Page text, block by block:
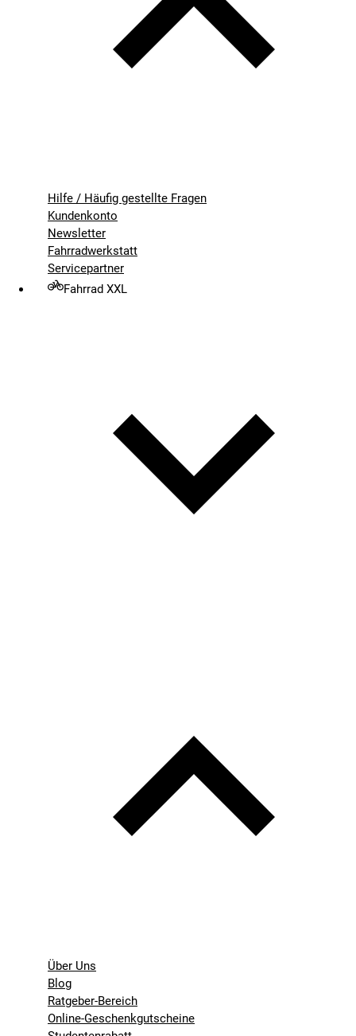
Hilfe / Häufig gestellte Fragen
Kundenkonto
Newsletter
Fahrradwerkstatt
Servicepartner
Fahrrad XXL
Über Uns
Blog
Ratgeber-Bereich
Online-Geschenkgutscheine